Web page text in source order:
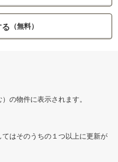
（無料）
の物件に表示されます。
はそのうちの１つ以上に更新が